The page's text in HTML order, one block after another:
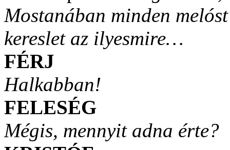
Mostanában minden
kereslet az ilyesmire…
FÉRJ
Halkabban!
FELESÉG
Mégis, mennyit adna érte?